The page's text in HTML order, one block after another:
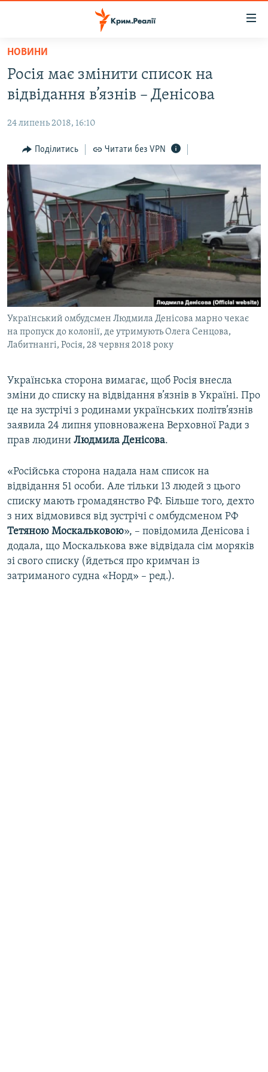
Перейти
основного
матеріалу
до
навігації
Перейти
до
пошуку
ПОЛІТИКА
БЛОГИ
ПОГЛЯД
ІНТЕРВ'Ю
ВСЕ ЗА ДЕНЬ
СПЕЦПРОЕКТИ
ДЕПОРТАЦІЯ
ВІДЕОУРОКИ «ELIFBE»
СВІДЧЕННЯ ОКУПАЦІЇ
УКРАЇНСЬКА ПРОБЛЕМА КРИМУ
ІНФОГРАФІКА
ЯК ОБІЙТИ БЛОКУВАННЯ
Русский
Qırımtatar
ДОЛУЧАЙСЯ!
Усі сайти RFE/RL
НОВИНИ
Росія має змінити список на
відвідання в’язнів – Денісова
24 липень 2018, 16:10
Поділитись Читати без VPN
Український омбудсмен Людмила Денісова марно чекає
на пропуск до колонії, де утримують Олега Сенцова,
Лабитнангі, Росія, 28 червня 2018 року
Українська сторона вимагає, щоб Росія внесла
зміни до списку на відвідання в’язнів в Україні. Про
це на зустрічі з родинами українських політв’язнів
заявила 24 липня уповноважена Верховної Ради з
прав людини Людмила Денісова.
«Російська сторона надала нам список на
відвідання 51 особи. Але тільки 13 людей з цього
списку мають громадянство РФ. Більше того, дехто
з них відмовився від зустрічі с омбудсменом РФ
Тетяною Москальковою», – повідомила Денісова і
додала, що Москалькова вже відвідала сім моряків
зі свого списку (йдеться про кримчан із
затриманого судна «Норд» – ред.).